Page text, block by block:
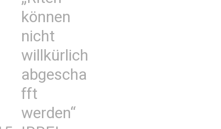
können
nicht
willkürlich
abgescha
fft
werden“